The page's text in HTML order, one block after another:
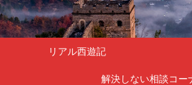
リアル西遊記
解決しない相談コー